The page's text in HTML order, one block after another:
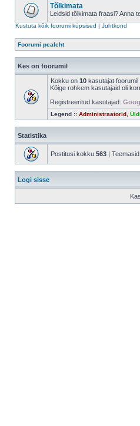
Tõlkimata
Leidsid tõlkimata fraasi? Anna
Kustuta kõik foorumi küpsised | Juhtkond
Foorumi pealeht
Kes on foorumil
Kokku on 10 kasutajat
Kõige rohkem kasutajaid oli
Registreeritud kasutajad:
Legend :: Administraatorid
Statistika
Postitusi kokku 563 |
Logi sisse